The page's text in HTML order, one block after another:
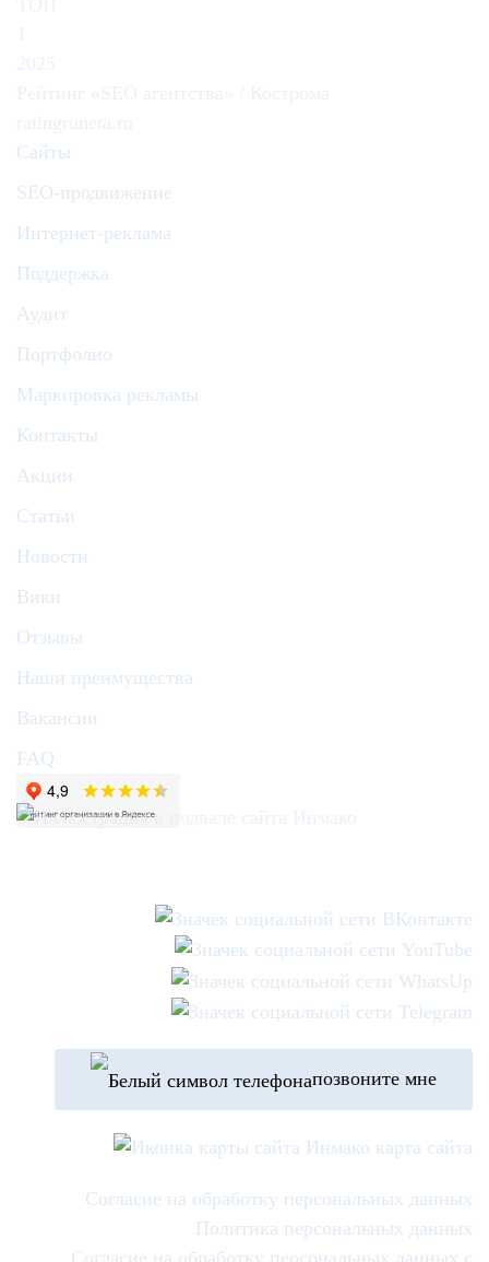
Сайты
SEO-продвижение
Интернет-реклама
Поддержка
Аудит
Портфолио
Маркировка рекламы
Контакты
Акции
Статьи
Новости
Вики
Отзывы
Наши преимущества
Вакансии
FAQ
позвоните мне
карта сайта
Согласие на обработку персональных данных
Политика персональных данных